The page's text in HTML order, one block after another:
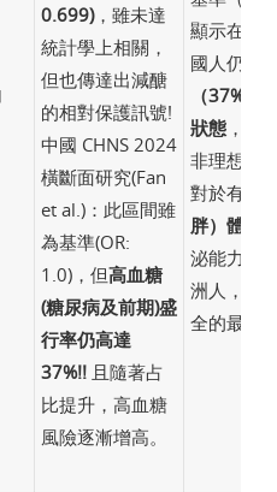
0.699)，雖未達
統計學上相關，
但也傳達出減醣
的相對保護訊號!
中國 CHNS 2024
橫斷面研究(Fan
et al.)：此區間雖
為基準(OR:
1.0)，但高血糖
(糖尿病及前期)盛
行率仍高達
37%!! 且隨著占
比提升，高血糖
風險逐漸增高。
顯示在此
國人仍有
（37%）
狀態 ，
非理想的
對於有
胖）體質
泌能力先
洲人，這
全的最低